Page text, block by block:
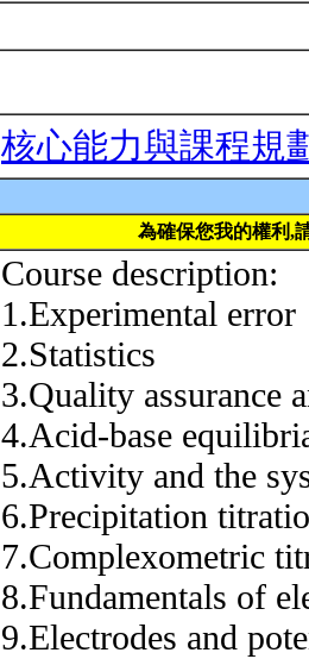
核心能力與課程規
為確保您我的權利,
Course description:
1.Experimental error
2.Statistics
3.Quality assurance
4.Acid-base
5.Activity and the
6.Precipitation
7.Complexometric
8.Fundamentals of
9.Electrodes and